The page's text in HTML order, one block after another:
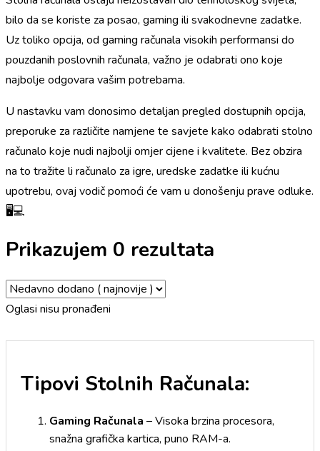
bilo da se koriste za posao, gaming ili svakodnevne zadatke.
Uz toliko opcija, od gaming računala visokih performansi do
pouzdanih poslovnih računala, važno je odabrati ono koje
najbolje odgovara vašim potrebama.
U nastavku vam donosimo detaljan pregled dostupnih opcija,
preporuke za različite namjene te savjete kako odabrati stolno
računalo koje nudi najbolji omjer cijene i kvalitete. Bez obzira
na to tražite li računalo za igre, uredske zadatke ili kućnu
upotrebu, ovaj vodič pomoći će vam u donošenju prave odluke.
🖥️💻
Prikazujem 0 rezultata
Oglasi nisu pronađeni
Tipovi Stolnih Računala:
Gaming Računala – Visoka brzina procesora,
snažna grafička kartica, puno RAM-a.